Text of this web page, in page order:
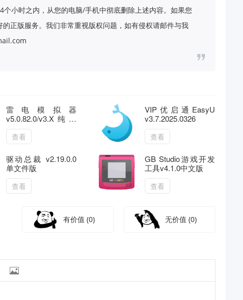
小时之内，从您的电脑/手机中彻底删除上述内容。如果您
正版服务。我们非常重视版权问题，如有侵权请邮件与我
雷电模拟器
v5.0.82.0/v3.X纯净
版
查看
VIP优启通EasyU
v3.7.2025.0326
查看
驱动总裁 v2.19.0.0
单文件版
查看
GB Studio游戏开发
工具v4.1.0中文版
查看
有价值(0) 无价值(0)
